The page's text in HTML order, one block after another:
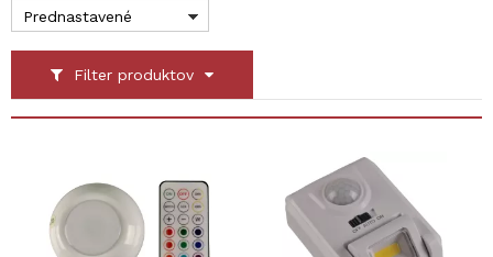
Filter produktov
Prednastavené